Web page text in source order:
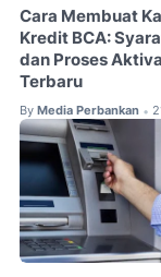
Cara Membuat
Kredit BCA:
dan Proses
Terbaru
By Media Perbankan •